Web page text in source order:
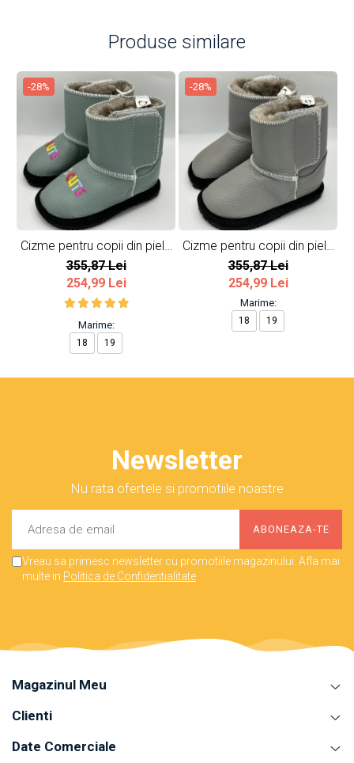
Produse similare
-28%
Cizme pentru copii din piele
naturala So cute
355,87 Lei
254,99 Lei
Marime:
18 19
-28%
Cizme pentru copii din piele
naturala All Grey
355,87 Lei
254,99 Lei
Marime:
18 19
Newsletter
Nu rata ofertele si promotiile noastre
Vreau sa primesc newsletter cu promotiile magazinului. Afla mai
multe in Politica de Confidentialitate
Magazinul Meu
Clienti
Date Comerciale